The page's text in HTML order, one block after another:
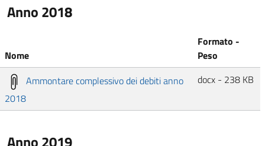
Anno 2018
Nome
Formato -
Peso
Ammontare complessivo dei debiti anno
2018
docx - 238 KB
Anno 2019